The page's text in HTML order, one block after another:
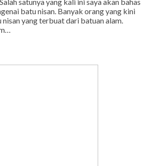
batu nisan. Banyak orang yang kini
yang terbuat dari batuan alam.